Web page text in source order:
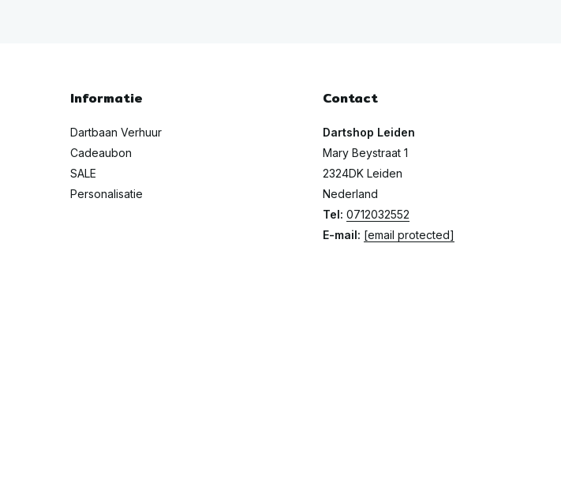
Informatie
Dartbaan Verhuur
Cadeaubon
SALE
Personalisatie
Contact
Dartshop Leiden
Mary Beystraat 1
2324DK Leiden
Nederland
Tel: 0712032552
E-mail: [email protected]